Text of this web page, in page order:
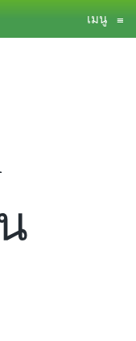
เมนู ≡